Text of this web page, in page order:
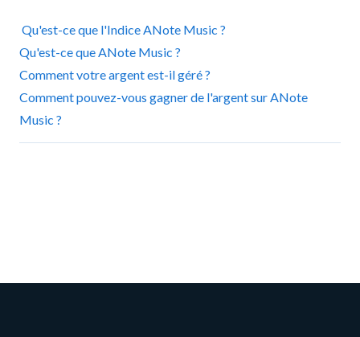
Qu'est-ce que l'Indice ANote Music ?
Qu'est-ce que ANote Music ?
Comment votre argent est-il géré ?
Comment pouvez-vous gagner de l'argent sur ANote
Music ?